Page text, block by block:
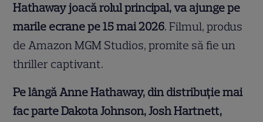
Hathaway joacă rolul principal, va ajunge pe
marile ecrane pe 15 mai 2026. Filmul, produs
de Amazon MGM Studios, promite să fie un
thriller captivant.
Pe lângă Anne Hathaway, din distribuție mai
fac parte Dakota Johnson, Josh Hartnett,